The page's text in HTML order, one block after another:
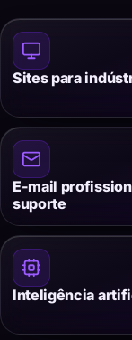
Sites para
E-mail
suporte
Inteligência